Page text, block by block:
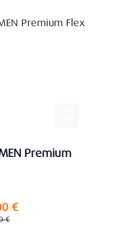
Premium
€
Preis:
€